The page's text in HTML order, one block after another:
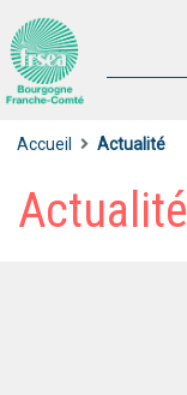
Accueil Actualité
Actualité